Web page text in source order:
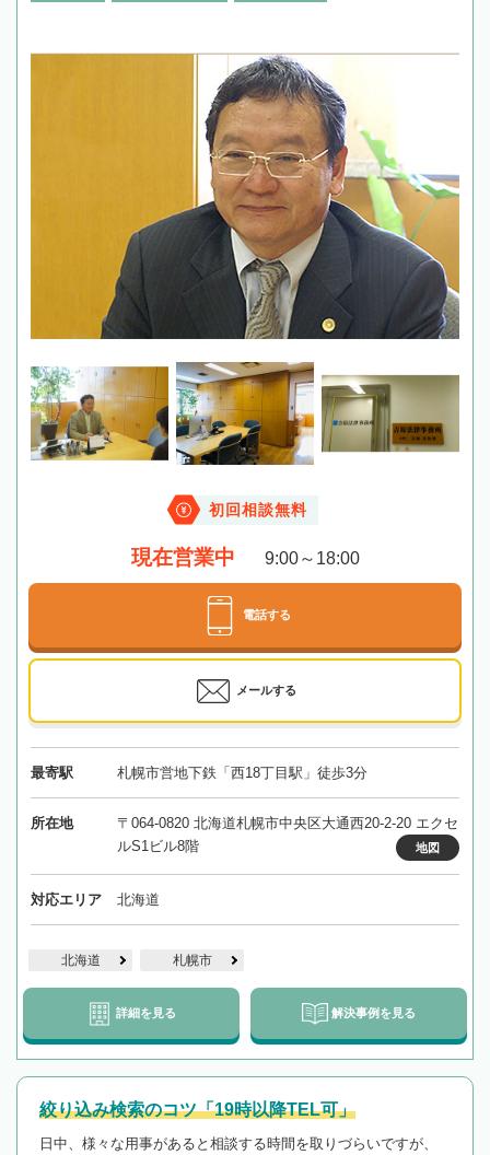
初回相談無料
現在営業中 9:00～18:00
電話する
メールする
最寄駅 札幌市営地下鉄「西18丁目駅」徒歩3分
所在地
〒064-0820 北海道札幌市中央区大通西20-2-20 エクセ
ルS1ビル8階
地図
対応エリア 北海道
北海道 札幌市
詳細を見る 解決事例を見る
絞り込み検索のコツ「19時以降TEL可」
日中、様々な用事があると相談する時間を取りづらいですが、